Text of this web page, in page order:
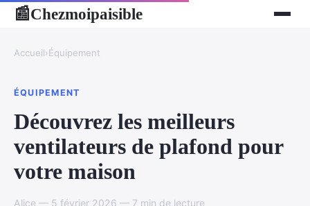
📰Chezmoipaisible
Accueil›Équipement
ÉQUIPEMENT
Découvrez les meilleurs
ventilateurs de plafond pour
votre maison
Alice — 5 février 2026 — 7 min de lecture